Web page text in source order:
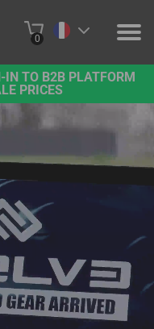
0
IN TO B2B PLATFORM
PRICES